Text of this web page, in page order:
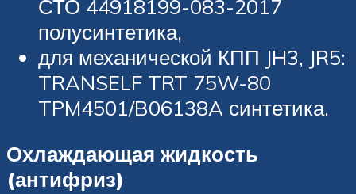
СТО 44918199-083-2017
полусинтетика,
для механической КПП JH3, JR5:
TRANSELF TRT 75W-80
TPM4501/B06138A синтетика.
Охлаждающая жидкость
(антифриз)